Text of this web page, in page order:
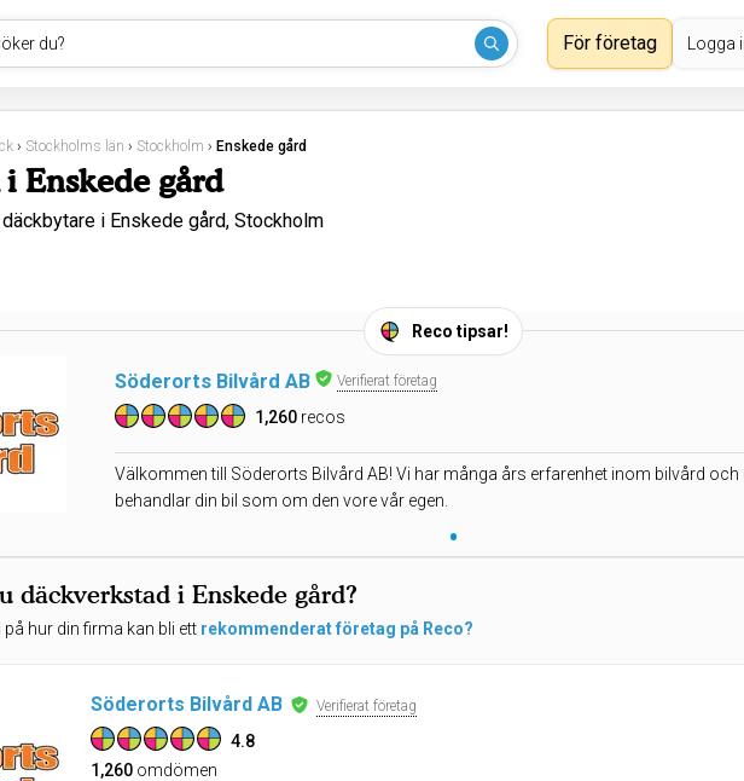
du? För företag Logga
› Stockholms län › Stockholm › Enskede gård
Enskede gård
i Enskede gård, Stockholm
Reco tipsar!
Söderorts Bilvård AB Verifierat företag
1,260 recos
Välkommen till Söderorts Bilvård AB! Vi har många års erfarenhet inom bilvård
behandlar din bil som om den vore vår egen.
•
däckverkstad i Enskede gård?
på hur din firma kan bli ett rekommenderat företag på Reco?
Söderorts Bilvård AB Verifierat företag
4.8
1,260 omdömen